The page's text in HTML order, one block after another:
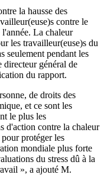
la hausse des
contre le
l'année. La chaleur
les travailleur(euse)s du
seulement pendant les
directeur général de
du rapport.
de droits des
et ce sont les
le plus les
d'action contre la chaleur
protéger les
mondiale plus forte
du stress dû à la
», a ajouté M.